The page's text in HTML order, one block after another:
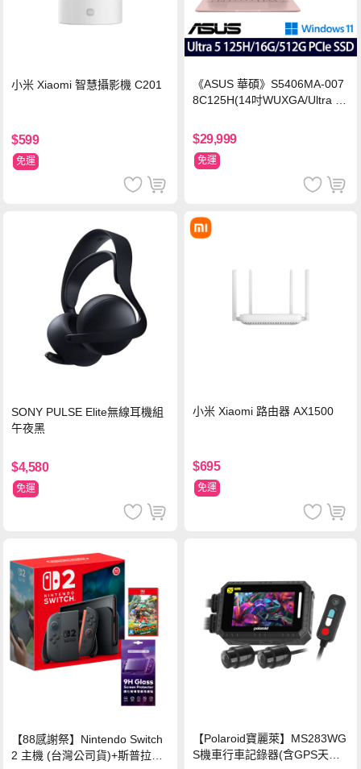
小米 Xiaomi 智慧攝影機 C201
$599
免運
《ASUS 華碩》S5406MA-007
8C125H(14吋WUXGA/Ultra 5
n11/二年保)
$29,999
免運
SONY PULSE Elite無線耳機組
午夜黑
$4,580
免運
小米 Xiaomi 路由器 AX1500
$695
免運
【88感謝祭】Nintendo Switch
2 主機 (台灣公司貨)+斯普拉遁
【Polaroid寶麗萊】MS283WG
S機車行車記錄器(含GPS天線)-